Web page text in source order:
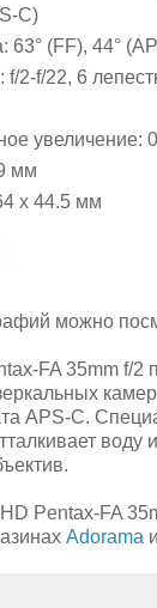
C)
63° (FF), 44°
2-f/22, 6
увеличение:
мм
x 44.5 мм
можно
FA 35mm f/2
APS-C.
воду
HD Pentax-FA
Adorama и